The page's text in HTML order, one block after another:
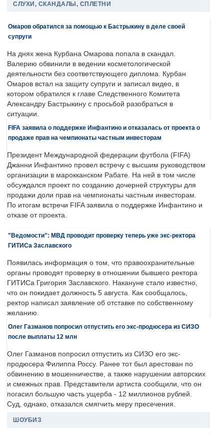
СЛУХИ, СКАНДАЛЫ, СПЛЕТНИ
Омаров обратился за помощью к Бастрыкину в деле своей
супруги
На днях жена Курбана Омарова попала в скандал.
Валерию обвинили в ведении косметологической
деятельности без соответствующего диплома. Курбан
Омаров встал на защиту супруги и записал видео, в
котором обратился к главе Следственного Комитета
Александру Бастрыкину с просьбой разобраться в
ситуации.
FIFA заявила о поддержке Инфантино и отказалась от проекта о
продаже прав на чемпионаты частным инвесторам
Президент Международной федерации футбола (FIFA)
Джанни Инфантино провел встречу с высшим руководством
организации в марокканском Рабате. На ней в том числе
обсуждался проект по созданию дочерней структуры для
продажи доли прав на чемпионаты частным инвесторам.
По итогам встречи FIFA заявила о поддержке Инфантино и
отказе от проекта.
"Ведомости": МВД проводит проверку теперь уже экс-ректора
ГИТИСа Заславского
Появилась информация о том, что правоохранительные
органы проводят проверку в отношении бывшего ректора
ГИТИСа Григория Заславского. Накануне стало известно,
что он покидает должность 5 августа. Как сообщалось,
ректор написал заявление об отставке по собственному
желанию.
Олег Газманов попросил отпустить его экс-продюсера из СИЗО
после выплаты 12 млн
Олег Газманов попросил отпустить из СИЗО его экс-
продюсера Филиппа Россу. Ранее тот был арестован по
обвинению в мошенничестве, а также нарушении авторских
и смежных прав. Представители артиста сообщили, что он
погасил большую часть ущерба - 12 миллионов рублей.
Суд, однако, отказался смягчить меру пресечения.
ШОУБИЗ